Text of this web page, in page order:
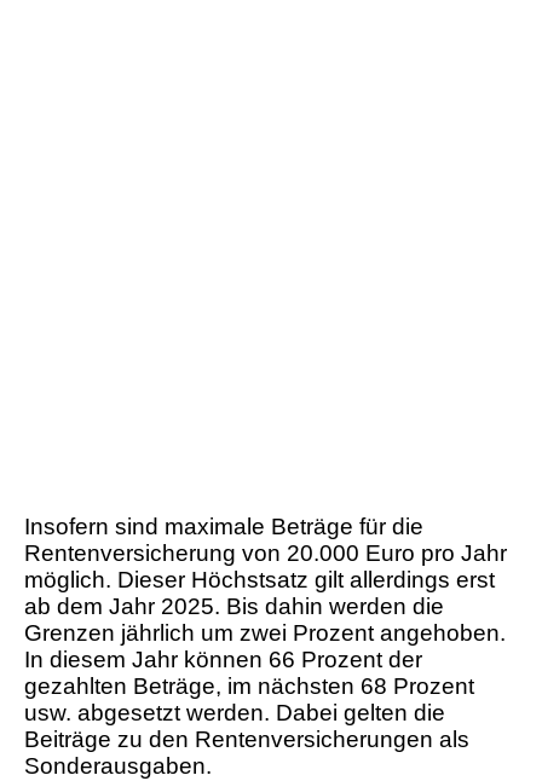
Insofern sind maximale Beträge für die
Rentenversicherung von 20.000 Euro pro Jahr
möglich. Dieser Höchstsatz gilt allerdings erst
ab dem Jahr 2025. Bis dahin werden die
Grenzen jährlich um zwei Prozent angehoben.
In diesem Jahr können 66 Prozent der
gezahlten Beträge, im nächsten 68 Prozent
usw. abgesetzt werden. Dabei gelten die
Beiträge zu den Rentenversicherungen als
Sonderausgaben.